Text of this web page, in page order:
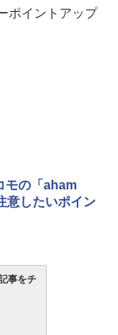
ポイントアップ
モの「aham
意したいポイン
事をチ